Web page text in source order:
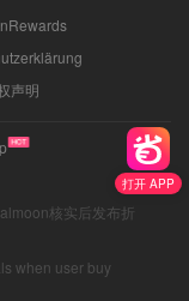
打开 APP
声明
核实后发布折
when user buy